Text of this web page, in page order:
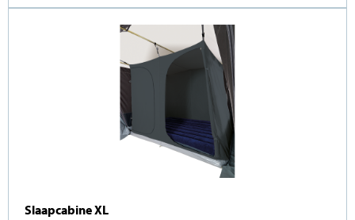
Slaapcabine XL